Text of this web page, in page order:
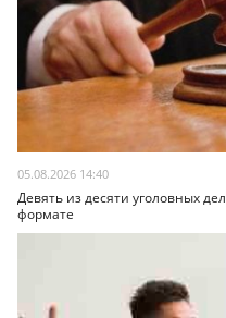
05.08.2026 14:40
Девять из десяти уголовных
формате